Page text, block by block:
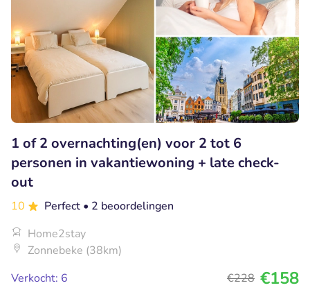
1 of 2 overnachting(en) voor 2 tot 6
personen in vakantiewoning + late check-
out
10 Perfect • 2 beoordelingen
Home2stay
Zonnebeke (38km)
Verkocht: 6
€228 €158